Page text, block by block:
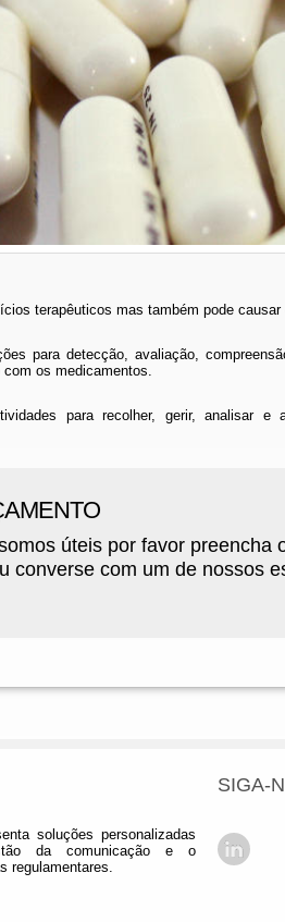
terapêuticos mas também pode
para detecção, avaliação,
com os medicamentos.
para recolher, gerir, analisar e
úteis por favor preencha
converse com um de nossos
soluções personalizadas
da comunicação e o
regulamentares.
SIGA-